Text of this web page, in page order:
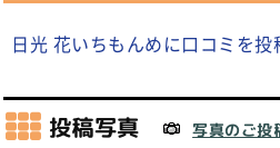
日光 花いちもんめに口コミを投
投稿写真 写真のご投